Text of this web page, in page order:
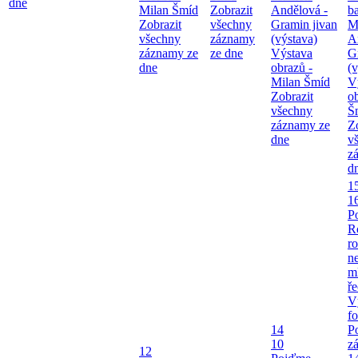
dne
Milan Šmíd
Zobrazit
všechny
záznamy ze
dne
Zobrazit
všechny
záznamy
ze dne
Andělová -
Gramin jivan
(výstava)
Výstava
obrazů -
Milan Šmíd
Zobrazit
všechny
záznamy ze
dne
12
14
10